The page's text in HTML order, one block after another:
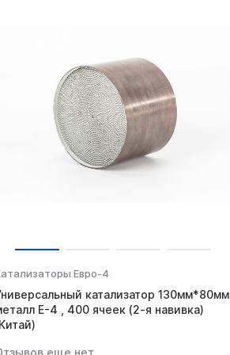
Евро-4
катализатор 130мм*80мм
Е-4 , 400 ячеек (2-я навивка)
еще нет